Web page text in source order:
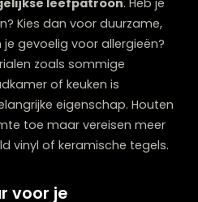
passen bij jouw
is cruciaal voor
Verschillende
eigenschappen die meer of
jouw specifieke situatie.
afwasbaar en daardoor